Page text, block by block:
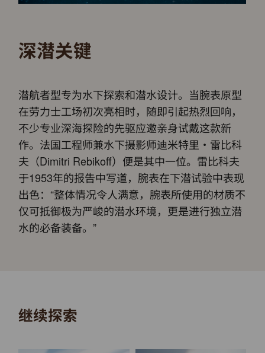
深潜关键
潜航者型专为水下探索和潜水设计。当腕表原型
在劳力士工场初次亮相时，随即引起热烈回响，
不少专业深海探险的先驱应邀亲身试戴这款新
作。法国工程师兼水下摄影师迪米特里・雷比科
夫（Dimitri Rebikoff）便是其中一位。雷比科夫
于1953年的报告中写道，腕表在下潜试验中表现
出色：“整体情况令人满意，腕表所使用的材质不
仅可抵御极为严峻的潜水环境，更是进行独立潜
水的必备装备。”
继续探索